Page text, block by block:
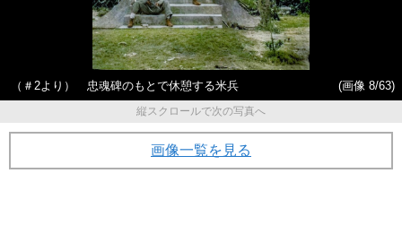
（＃2より） 忠魂碑のもとで休憩する米兵
(画像 8/63)
縦スクロールで次の写真へ
画像一覧を見る